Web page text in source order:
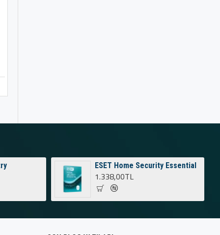
ESET Home Security Essential
1.338,00TL